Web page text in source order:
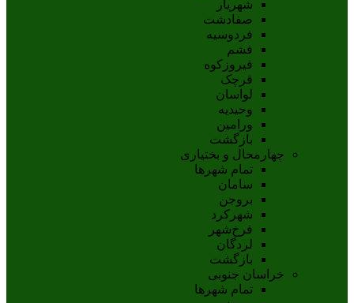
شهریار
صفادشت
فردوسیه
فشم
فیروزکوه
قرچک
لواسان
وحیدیه
ورامین
بازگشت
چهارمحال و بختیاری
تمام شهر‌ها
سامان
بروجن
شهرکرد
فرخ‌شهر
لردگان
بازگشت
خراسان جنوبی
تمام شهر‌ها